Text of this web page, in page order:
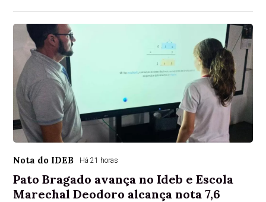
Nota do IDEB Há 21 horas
Pato Bragado avança no Ideb e Escola
Marechal Deodoro alcança nota 7,6